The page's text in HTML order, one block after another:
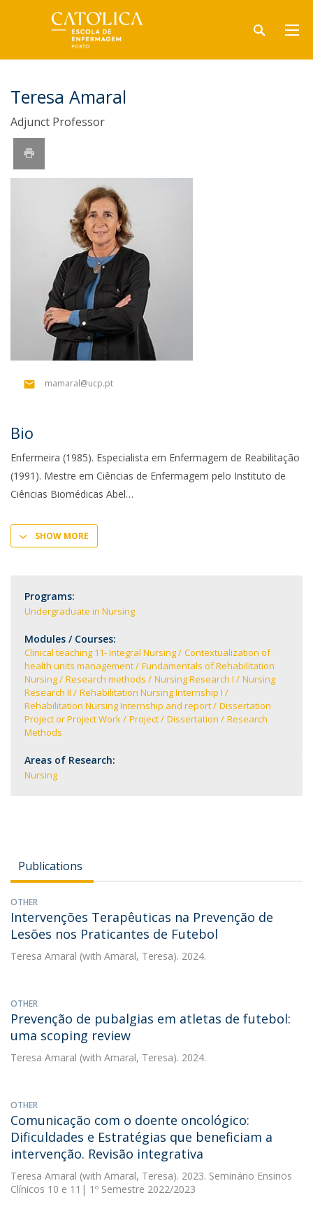
Teresa Amaral
Adjunct Professor
mamaral@ucp.pt
Bio
Enfermeira (1985). Especialista em Enfermagem de Reabilitação
(1991). Mestre em Ciências de Enfermagem pelo Instituto de
Ciências Biomédicas Abel
SHOW MORE
Programs:
Undergraduate in Nursing
Modules / Courses:
Clinical teaching 11- Integral Nursing
Contextualization of
health units management
Fundamentals of Rehabilitation
Nursing
Research methods Nursing Research I
Nursing
Research II
Rehabilitation Nursing Internship I
Rehabilitation Nursing Internship and report
Dissertation
Project or Project Work
Project Dissertation
Research
Methods
Areas of Research:
Nursing
Publications
OTHER
Intervenções Terapêuticas na Prevenção de
Lesões nos Praticantes de Futebol
Teresa Amaral (with Amaral, Teresa). 2024.
OTHER
Prevenção de pubalgias em atletas de futebol:
uma scoping review
Teresa Amaral (with Amaral, Teresa). 2024.
OTHER
Comunicação com o doente oncológico:
Dificuldades e Estratégias que beneficiam a
intervenção. Revisão integrativa
Teresa Amaral (with Amaral, Teresa). 2023. Seminário Ensinos
Clínicos 10 e 11| 1º Semestre 2022/2023